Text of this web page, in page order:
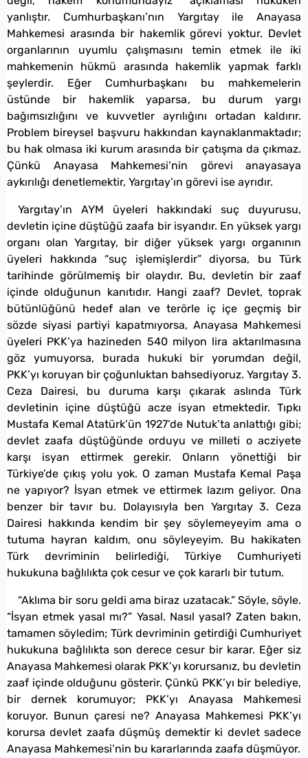
yanlıştır. Cumhurbaşkanı’nın Yargıtay ile Anayasa
Mahkemesi arasında bir hakemlik görevi yoktur. Devlet
organlarının uyumlu çalışmasını temin etmek ile iki
mahkemenin hükmü arasında hakemlik yapmak farklı
şeylerdir. Eğer Cumhurbaşkanı bu mahkemelerin
üstünde bir hakemlik yaparsa, bu durum yargı
bağımsızlığını ve kuvvetler ayrılığını ortadan kaldırır.
Problem bireysel başvuru hakkından kaynaklanmaktadır;
bu hak olmasa iki kurum arasında bir çatışma da çıkmaz.
Çünkü Anayasa Mahkemesi’nin görevi anayasaya
aykırılığı denetlemektir, Yargıtay’ın görevi ise ayrıdır.
Yargıtay’ın AYM üyeleri hakkındaki suç duyurusu,
devletin içine düştüğü zaafa bir isyandır. En yüksek yargı
organı olan Yargıtay, bir diğer yüksek yargı organının
üyeleri hakkında “suç işlemişlerdir” diyorsa, bu Türk
tarihinde görülmemiş bir olaydır. Bu, devletin bir zaaf
içinde olduğunun kanıtıdır. Hangi zaaf? Devlet, toprak
bütünlüğünü hedef alan ve terörle iç içe geçmiş bir
sözde siyasi partiyi kapatmıyorsa, Anayasa Mahkemesi
üyeleri PKK’ya hazineden 540 milyon lira aktarılmasına
göz yumuyorsa, burada hukuki bir yorumdan değil,
PKK’yı koruyan bir çoğunluktan bahsediyoruz. Yargıtay 3.
Ceza Dairesi, bu duruma karşı çıkarak aslında Türk
devletinin içine düştüğü acze isyan etmektedir. Tıpkı
Mustafa Kemal Atatürk’ün 1927’de Nutuk’ta anlattığı gibi;
devlet zaafa düştüğünde orduyu ve milleti o acziyete
karşı isyan ettirmek gerekir. Onların yönettiği bir
Türkiye’de çıkış yolu yok. O zaman Mustafa Kemal Paşa
ne yapıyor? İsyan etmek ve ettirmek lazım geliyor. Ona
benzer bir tavır bu. Dolayısıyla ben Yargıtay 3. Ceza
Dairesi hakkında kendim bir şey söylemeyeyim ama o
tutuma hayran kaldım, onu söyleyeyim. Bu hakikaten
Türk devriminin belirlediği, Türkiye Cumhuriyeti
hukukuna bağlılıkta çok cesur ve çok kararlı bir tutum.
“Aklıma bir soru geldi ama biraz uzatacak.” Söyle, söyle.
“İsyan etmek yasal mı?” Yasal. Nasıl yasal? Zaten bakın,
tamamen söyledim; Türk devriminin getirdiği Cumhuriyet
hukukuna bağlılıkta son derece cesur bir karar. Eğer siz
Anayasa Mahkemesi olarak PKK’yı korursanız, bu devletin
zaaf içinde olduğunu gösterir. Çünkü PKK’yı bir belediye,
bir dernek korumuyor; PKK’yı Anayasa Mahkemesi
koruyor. Bunun çaresi ne? Anayasa Mahkemesi PKK’yı
korursa devlet zaafa düşmüş demektir ki devlet sadece
Anayasa Mahkemesi’nin bu kararlarında zaafa düşmüyor.